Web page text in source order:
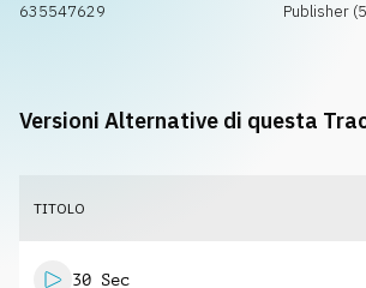
635547629
Publisher
Versioni Alternative di questa
TITOLO
30 Sec